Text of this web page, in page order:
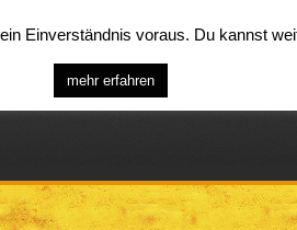
Einverständnis voraus. Du kannst
mehr erfahren